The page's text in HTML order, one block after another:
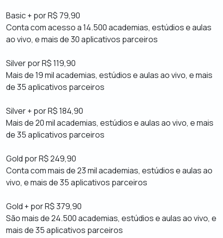
Basic + por R$ 79,90
Conta com acesso a 14.500 academias, estúdios e aulas
ao vivo, e mais de 30 aplicativos parceiros
Silver por R$ 119,90
Mais de 19 mil academias, estúdios e aulas ao vivo, e mais
de 35 aplicativos parceiros
Silver + por R$ 184,90
Mais de 20 mil academias, estúdios e aulas ao vivo, e mais
de 35 aplicativos parceiros
Gold por R$ 249,90
Conta com mais de 23 mil academias, estúdios e aulas ao
vivo, e mais de 35 aplicativos parceiros
Gold + por R$ 379,90
São mais de 24.500 academias, estúdios e aulas ao vivo, e
mais de 35 aplicativos parceiros